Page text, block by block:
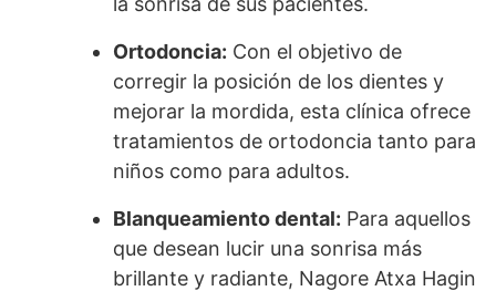
Ortodoncia: Con el objetivo de
corregir la posición de los dientes y
mejorar la mordida, esta clínica ofrece
tratamientos de ortodoncia tanto para
niños como para adultos.
Blanqueamiento dental: Para aquellos
que desean lucir una sonrisa más
brillante y radiante, Nagore Atxa Hagin